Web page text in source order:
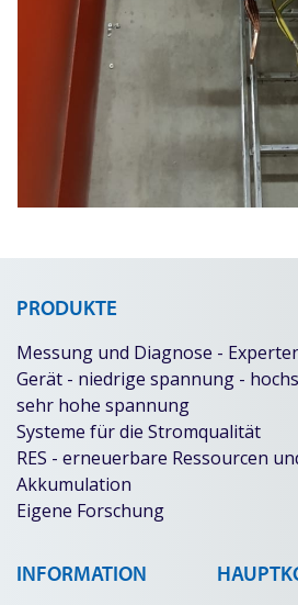
PRODUKTE
Messung und Diagnose -
Gerät - niedrige spannung -
sehr hohe spannung
Systeme für die Stromqualität
RES - erneuerbare Ressourcen
Akkumulation
Eigene Forschung
INFORMATION